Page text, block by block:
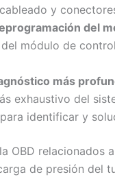
y
del
módulo de
más
exhaustivo del
identificar y
OBD relacionados
de presión del